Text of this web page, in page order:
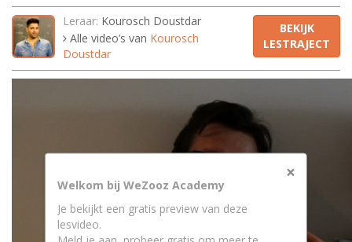
Leraar: Kourosch Doustdar
Alle video’s van Kourosch
Doustdar
BEKIJK
LESTRAJECT
×
Welkom bij WeZooz Academy
Je bekijkt een gratis preview van deze
lesvideo.